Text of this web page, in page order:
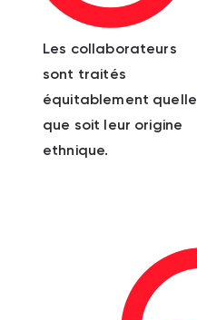
Les collaborateurs
sont traités
équitablement quelle
que soit leur origine
ethnique.